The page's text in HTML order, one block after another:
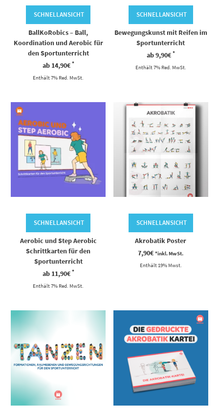
SCHNELLANSICHT
BallKoRobics – Ball,
Koordination und Aerobic für
den Sportunterricht
ab 14,90€ *
Enthält 7% Red. MwSt.
SCHNELLANSICHT
Bewegungskunst mit Reifen im
Sportunterricht
ab9,90€ *
Enthält 7% Red. MwSt.
Dieses Produkt weist mehrere Varianten auf. Die Optionen können auf der Produktseite gewählt werden
SCHNELLANSICHT
Aerobic und Step Aerobic
Schrittkarten für den
Sportunterricht
ab 11,90€ *
Enthält 7% Red. MwSt.
SCHNELLANSICHT
Akrobatik Poster
7,90€ *inkl. MwSt.
Enthält 19% Mwst.
Dieses Produkt weist mehrere Varianten auf. Die Optionen können auf der Produktseite gewählt werden